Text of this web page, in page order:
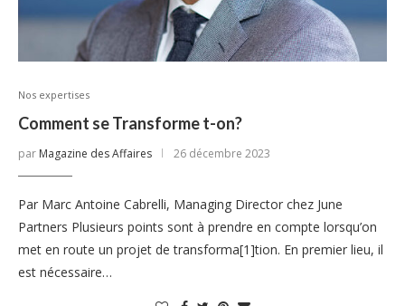
Nos expertises
Comment se Transforme t-on?
par Magazine des Affaires 26 décembre 2023
Par Marc Antoine Cabrelli, Managing Director chez June
Partners Plusieurs points sont à prendre en compte lorsqu’on
met en route un projet de transforma[1]tion. En premier lieu, il
est nécessaire…